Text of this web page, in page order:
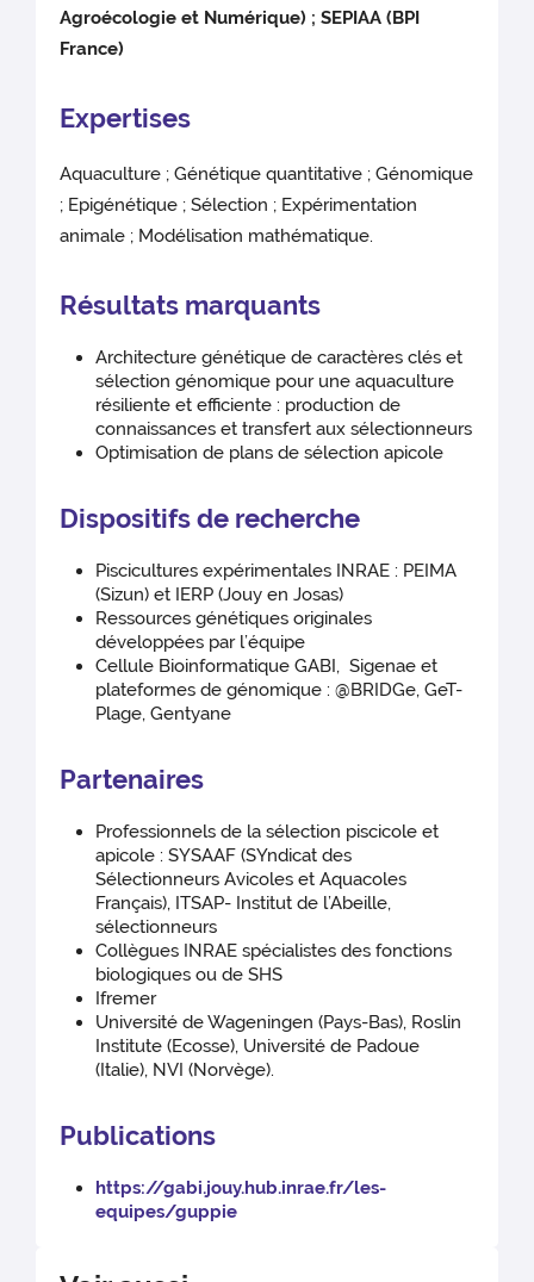
Agroécologie et Numérique) ; SEPIAA (BPI
France)
Expertises
Aquaculture ; Génétique quantitative ; Génomique
; Epigénétique ; Sélection ; Expérimentation
animale ; Modélisation mathématique.
Résultats marquants
Architecture génétique de caractères clés et
sélection génomique pour une aquaculture
résiliente et efficiente : production de
connaissances et transfert aux sélectionneurs
Optimisation de plans de sélection apicole
Dispositifs de recherche
Piscicultures expérimentales INRAE : PEIMA
(Sizun) et IERP (Jouy en Josas)
Ressources génétiques originales
développées par l’équipe
Cellule Bioinformatique GABI, Sigenae et
plateformes de génomique : @BRIDGe, GeT-
Plage, Gentyane
Partenaires
Professionnels de la sélection piscicole et
apicole : SYSAAF (SYndicat des
Sélectionneurs Avicoles et Aquacoles
Français), ITSAP- Institut de l’Abeille,
sélectionneurs
Collègues INRAE spécialistes des fonctions
biologiques ou de SHS
Ifremer
Université de Wageningen (Pays-Bas), Roslin
Institute (Ecosse), Université de Padoue
(Italie), NVI (Norvège).
Publications
https://gabi.jouy.hub.inrae.fr/les-
equipes/guppie